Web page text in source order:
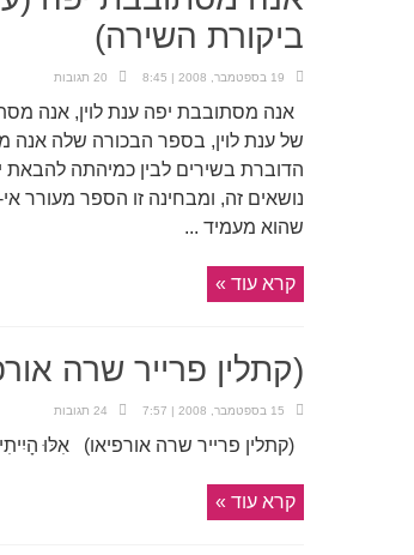
ביקורת השירה)
19 בספטמבר, 2008 | 8:45 20 תגובות
של ענת לוין, בספר הבכורה שלה אנה
הדוברת בשירים לבין כמיהתה להבאת
נושאים זה, ומבחינה זו הספר מעורר
שהוא מעמיד ...
קרא עוד »
(קתלין פרייר שרה
15 בספטמבר, 2008 | 7:57 24 תגובות
(קתלין פרייר שרה אורפיאו) אִלּוּ
קרא עוד »